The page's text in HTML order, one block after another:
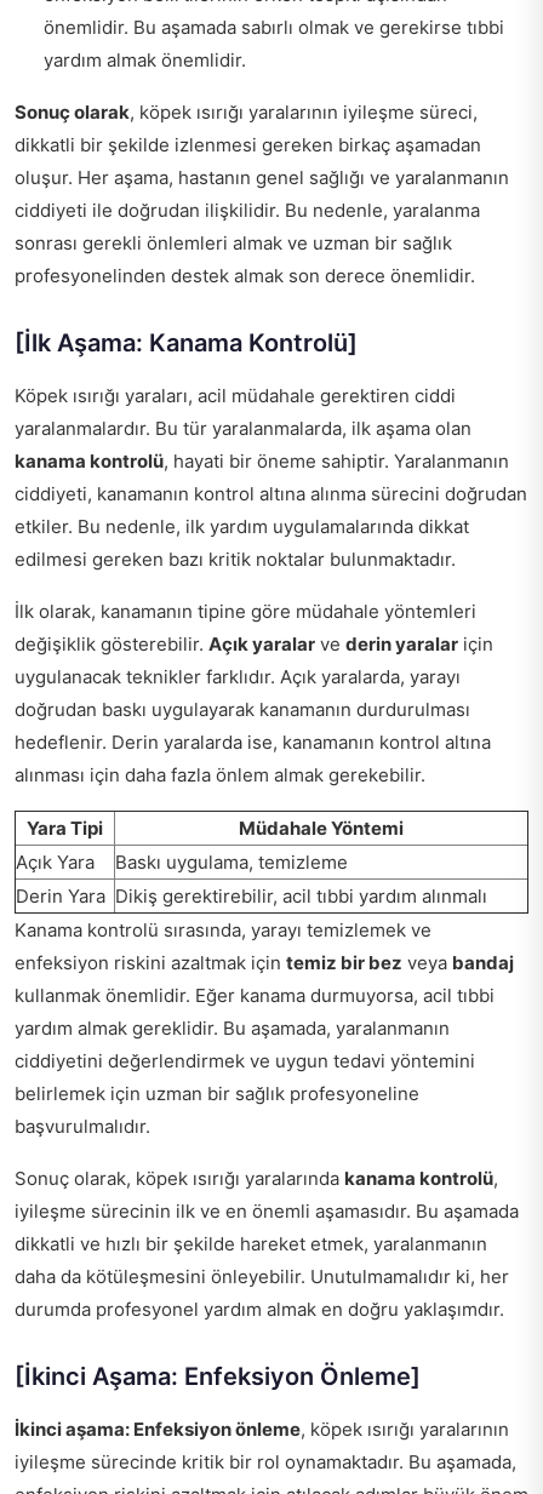
önemlidir. Bu aşamada sabırlı olmak ve gerekirse tıbbi
yardım almak önemlidir.
Sonuç olarak, köpek ısırığı yaralarının iyileşme süreci,
dikkatli bir şekilde izlenmesi gereken birkaç aşamadan
oluşur. Her aşama, hastanın genel sağlığı ve yaralanmanın
ciddiyeti ile doğrudan ilişkilidir. Bu nedenle, yaralanma
sonrası gerekli önlemleri almak ve uzman bir sağlık
profesyonelinden destek almak son derece önemlidir.
[İlk Aşama: Kanama Kontrolü]
Köpek ısırığı yaraları, acil müdahale gerektiren ciddi
yaralanmalardır. Bu tür yaralanmalarda, ilk aşama olan
kanama kontrolü, hayati bir öneme sahiptir. Yaralanmanın
ciddiyeti, kanamanın kontrol altına alınma sürecini doğrudan
etkiler. Bu nedenle, ilk yardım uygulamalarında dikkat
edilmesi gereken bazı kritik noktalar bulunmaktadır.
İlk olarak, kanamanın tipine göre müdahale yöntemleri
değişiklik gösterebilir. Açık yaralar ve derin yaralar için
uygulanacak teknikler farklıdır. Açık yaralarda, yarayı
doğrudan baskı uygulayarak kanamanın durdurulması
hedeflenir. Derin yaralarda ise, kanamanın kontrol altına
alınması için daha fazla önlem almak gerekebilir.
Yara Tipi
Müdahale Yöntemi
Açık Yara
Baskı uygulama, temizleme
Derin Yara Dikiş gerektirebilir, acil tıbbi yardım alınmalı
Kanama kontrolü sırasında, yarayı temizlemek ve
enfeksiyon riskini azaltmak için temiz bir bez veya bandaj
kullanmak önemlidir. Eğer kanama durmuyorsa, acil tıbbi
yardım almak gereklidir. Bu aşamada, yaralanmanın
ciddiyetini değerlendirmek ve uygun tedavi yöntemini
belirlemek için uzman bir sağlık profesyoneline
başvurulmalıdır.
Sonuç olarak, köpek ısırığı yaralarında kanama kontrolü,
iyileşme sürecinin ilk ve en önemli aşamasıdır. Bu aşamada
dikkatli ve hızlı bir şekilde hareket etmek, yaralanmanın
daha da kötüleşmesini önleyebilir. Unutulmamalıdır ki, her
durumda profesyonel yardım almak en doğru yaklaşımdır.
[İkinci Aşama: Enfeksiyon Önleme]
İkinci aşama: Enfeksiyon önleme, köpek ısırığı yaralarının
iyileşme sürecinde kritik bir rol oynamaktadır. Bu aşamada,